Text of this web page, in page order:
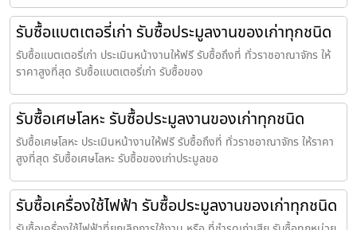
รับซื้อแบตเตอรี่เก่า รับซื้อประมูลงานของเก่าทุกชนิด
รับซื้อแบตเตอรี่เก่า ประเมินหน้างานให้ฟรี รับซื้อถึงที่ ทั่วราชอาณาจักร ให้
ราคาสูงที่สุด รับซื้อแบตเตอรี่เก่า รับซื้อของ
รับซื้อเศษโลหะ รับซื้อประมูลงานของเก่าทุกชนิด
รับซื้อเศษโลหะ ประเมินหน้างานให้ฟรี รับซื้อถึงที่ ทั่วราชอาณาจักร ให้ราคา
สูงที่สุด รับซื้อเศษโลหะ รับซื้อของเก่าประมูลขอ
รับซื้อเครื่องใช้ไฟฟ้า รับซื้อประมูลงานของเก่าทุกชนิด